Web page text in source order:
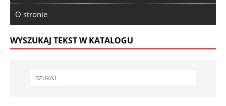
O stronie
WYSZUKAJ TEKST W KATALOGU